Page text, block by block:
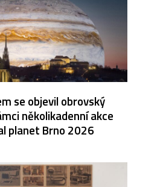
se objevil obrovský
několikadenní akce
planet Brno 2026